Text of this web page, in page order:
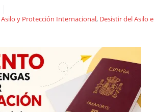
Asilo y Protección Internacional, Desistir del Asilo